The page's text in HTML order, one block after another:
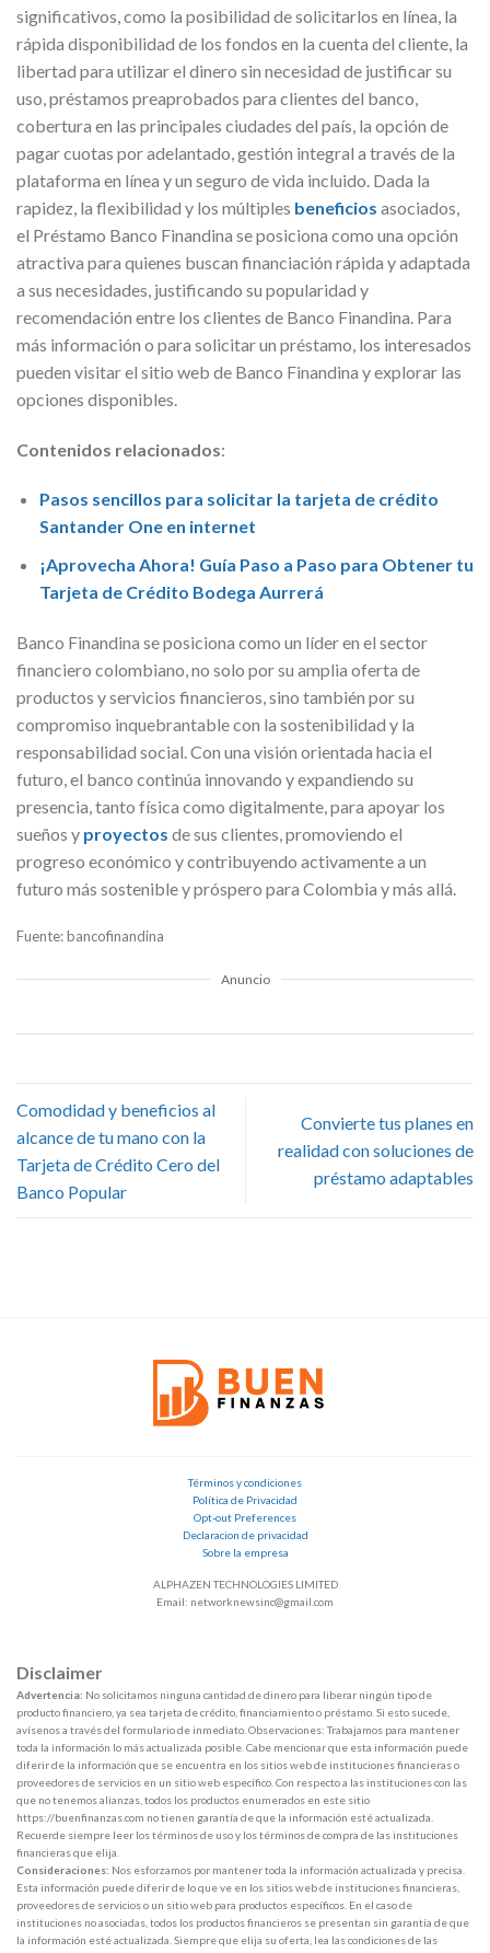
significativos, como la posibilidad de solicitarlos en línea, la
rápida disponibilidad de los fondos en la cuenta del cliente, la
libertad para utilizar el dinero sin necesidad de justificar su
uso, préstamos preaprobados para clientes del banco,
cobertura en las principales ciudades del país, la opción de
pagar cuotas por adelantado, gestión integral a través de la
plataforma en línea y un seguro de vida incluido. Dada la
rapidez, la flexibilidad y los múltiples beneficios asociados,
el Préstamo Banco Finandina se posiciona como una opción
atractiva para quienes buscan financiación rápida y adaptada
a sus necesidades, justificando su popularidad y
recomendación entre los clientes de Banco Finandina. Para
más información o para solicitar un préstamo, los interesados
pueden visitar el sitio web de Banco Finandina y explorar las
opciones disponibles.
Contenidos relacionados:
Pasos sencillos para solicitar la tarjeta de crédito
Santander One en internet
¡Aprovecha Ahora! Guía Paso a Paso para Obtener tu
Tarjeta de Crédito Bodega Aurrerá
Banco Finandina se posiciona como un líder en el sector
financiero colombiano, no solo por su amplia oferta de
productos y servicios financieros, sino también por su
compromiso inquebrantable con la sostenibilidad y la
responsabilidad social. Con una visión orientada hacia el
futuro, el banco continúa innovando y expandiendo su
presencia, tanto física como digitalmente, para apoyar los
sueños y proyectos de sus clientes, promoviendo el
progreso económico y contribuyendo activamente a un
futuro más sostenible y próspero para Colombia y más allá.
Fuente: bancofinandina
Anuncio
Comodidad y beneficios al
alcance de tu mano con la
Tarjeta de Crédito Cero del
Banco Popular
Convierte tus planes en
realidad con soluciones de
préstamo adaptables
Términos y condiciones
Política de Privacidad
Opt-out Preferences
Declaracion de privacidad
Sobre la empresa
ALPHAZEN TECHNOLOGIES LIMITED
Email: networknewsinc@gmail.com
Disclaimer
Advertencia: No solicitamos ninguna cantidad de dinero para liberar ningún tipo de
producto financiero, ya sea tarjeta de crédito, financiamiento o préstamo. Si esto sucede,
avísenos a través del formulario de inmediato. Observaciones: Trabajamos para mantener
toda la información lo más actualizada posible. Cabe mencionar que esta información puede
diferir de la información que se encuentra en los sitios web de instituciones financieras o
proveedores de servicios en un sitio web específico. Con respecto a las instituciones con las
que no tenemos alianzas, todos los productos enumerados en este sitio
https://buenfinanzas.com no tienen garantía de que la información esté actualizada.
Recuerde siempre leer los términos de uso y los términos de compra de las instituciones
financieras que elija.
Consideraciones: Nos esforzamos por mantener toda la información actualizada y precisa.
Esta información puede diferir de lo que ve en los sitios web de instituciones financieras,
proveedores de servicios o un sitio web para productos específicos. En el caso de
instituciones no asociadas, todos los productos financieros se presentan sin garantía de que
la información esté actualizada. Siempre que elija su oferta, lea las condiciones de las